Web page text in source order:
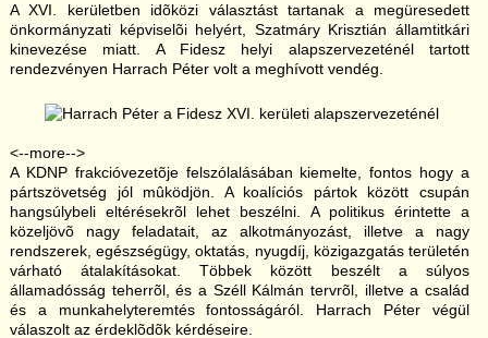
A XVI. kerületben idõközi választást tartanak a megüresedett
önkormányzati képviselõi helyért, Szatmáry Krisztián államtitkári
kinevezése miatt. A Fidesz helyi alapszervezeténél tartott
rendezvényen Harrach Péter volt a meghívott vendég.
<--more-->
A KDNP frakcióvezetõje felszólalásában kiemelte, fontos hogy a
pártszövetség jól mûködjön. A koalíciós pártok között csupán
hangsúlybeli eltérésekrõl lehet beszélni. A politikus érintette a
közeljövõ nagy feladatait, az alkotmányozást, illetve a nagy
rendszerek, egészségügy, oktatás, nyugdíj, közigazgatás területén
várható átalakításokat. Többek között beszélt a súlyos
államadósság teherrõl, és a Széll Kálmán tervrõl, illetve a család
és a munkahelyteremtés fontosságáról. Harrach Péter végül
válaszolt az érdeklõdõk kérdéseire.